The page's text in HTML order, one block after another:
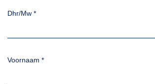
Dhr/Mw *
Voornaam *